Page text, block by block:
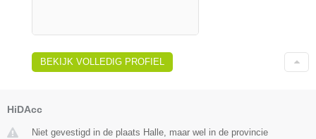
BEKIJK VOLLEDIG PROFIEL
HiDAcc
Niet gevestigd in de plaats Halle, maar wel in de provincie